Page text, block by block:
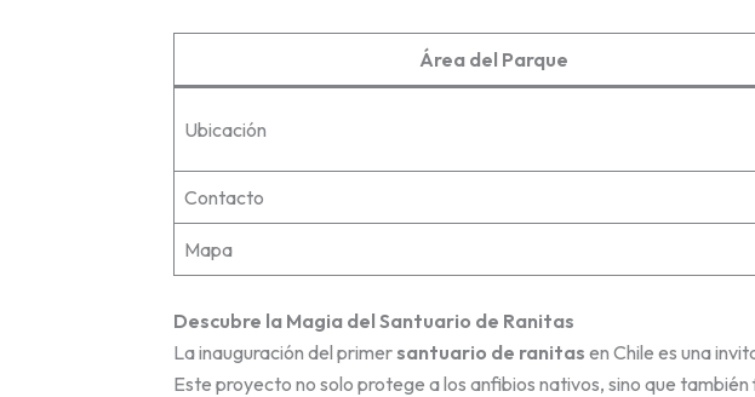
Área del Parque
Ubicación
Contacto
Mapa
Descubre la Magia del Santuario de Ranitas
La inauguración del primersantuario de ranitas en Chile es una
Este proyecto no solo protege a los anfibios nativos, sino que